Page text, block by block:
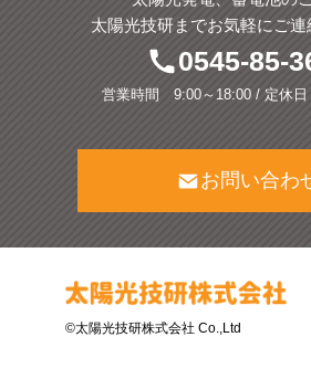
太陽光技研までお気軽にご連
0545-85-
営業時間 9:00～18:00 / 定休
お問い合わ
©太陽光技研株式会社 Co.,Ltd